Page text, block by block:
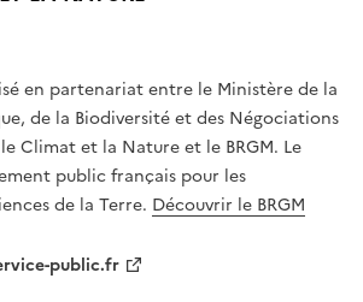
T
É
,
É
G
A
L
en partenariat entre le Ministère de la
de la Biodiversité et des Négociations
Climat et la Nature et le BRGM. Le
public français pour les
de la Terre. Découvrir le BRGM
public.fr